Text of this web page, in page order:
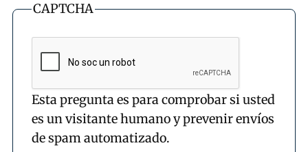
CAPTCHA
Esta pregunta es para comprobar si usted
es un visitante humano y prevenir envíos
de spam automatizado.